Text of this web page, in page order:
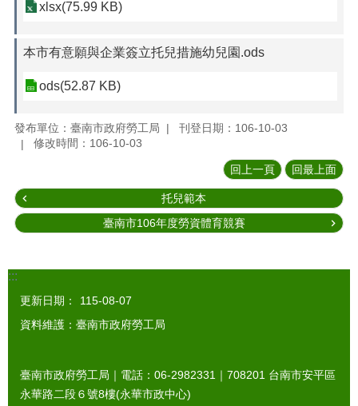
xlsx(75.99 KB)
本市有意願與企業簽立托兒措施幼兒園.ods
ods(52.87 KB)
發布單位：臺南市政府勞工局
刊登日期：106-10-03
修改時間：106-10-03
回上一頁 回最上面
托兒範本
臺南市106年度勞資體育競賽
:::
更新日期：
115-08-07
資料維護：臺南市政府勞工局
臺南市政府勞工局｜電話：06-2982331｜ 708201 台南市安平區
永華路二段６號8樓(永華市政中心)